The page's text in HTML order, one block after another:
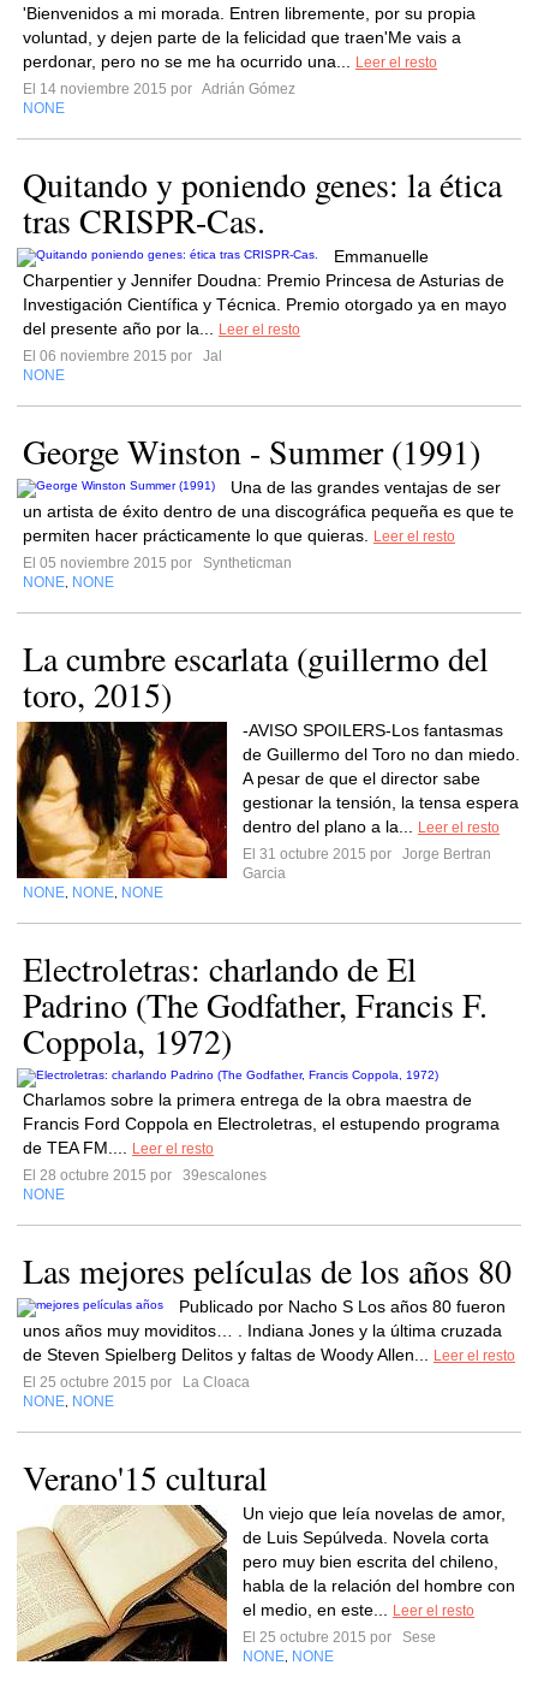
'Bienvenidos a mi morada. Entren libremente, por su propia
voluntad, y dejen parte de la felicidad que traen'Me vais a
perdonar, pero no se me ha ocurrido una...
Leer el resto
El 14 noviembre 2015 por Adrián Gómez
NONE
Quitando y poniendo genes: la ética
tras CRISPR-Cas.
Emmanuelle
Charpentier y Jennifer Doudna: Premio Princesa de Asturias de
Investigación Científica y Técnica. Premio otorgado ya en mayo
del presente año por la...
Leer el resto
El 06 noviembre 2015 por
Jal
NONE
George Winston - Summer (1991)
Una de las grandes ventajas de ser
un artista de éxito dentro de una discográfica pequeña es que te
permiten hacer prácticamente lo que quieras.
Leer el resto
El 05 noviembre 2015 por
Syntheticman
NONE NONE
La cumbre escarlata (guillermo del
toro, 2015)
-AVISO SPOILERS-Los fantasmas
de Guillermo del Toro no dan miedo.
A pesar de que el director sabe
gestionar la tensión, la tensa espera
dentro del plano a la...
Leer el resto
El 31 octubre 2015 por
Jorge Bertran
Garcia
NONE NONE NONE
Electroletras: charlando de El
Padrino (The Godfather, Francis F.
Coppola, 1972)
Charlamos sobre la primera entrega de la obra maestra de
Francis Ford Coppola en Electroletras, el estupendo programa
de TEA FM....
Leer el resto
El 28 octubre 2015 por
39escalones
NONE
Las mejores películas de los años 80
Publicado por Nacho S Los años 80 fueron
unos años muy moviditos… . Indiana Jones y la última cruzada
de Steven Spielberg Delitos y faltas de Woody Allen...
Leer el resto
El 25 octubre 2015 por
La Cloaca
NONE NONE
Verano'15 cultural
Un viejo que leía novelas de amor,
de Luis Sepúlveda. Novela corta
pero muy bien escrita del chileno,
habla de la relación del hombre con
el medio, en este...
Leer el resto
El 25 octubre 2015 por
Sese
NONE NONE